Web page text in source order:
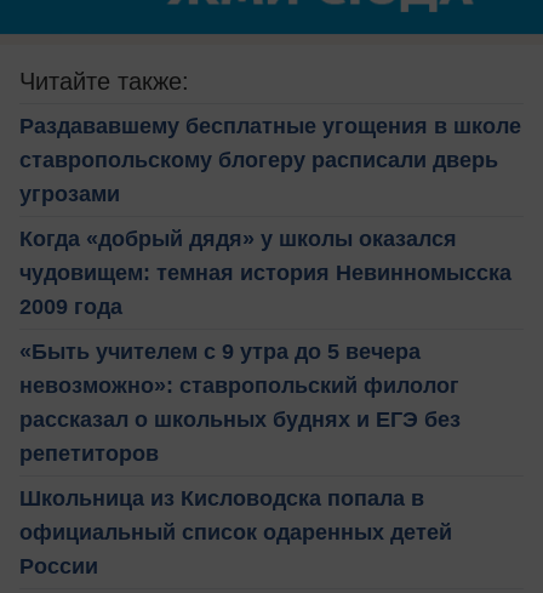
Читайте также:
Раздававшему бесплатные угощения в школе
ставропольскому блогеру расписали дверь
угрозами
Когда «добрый дядя» у школы оказался
чудовищем: темная история Невинномысска
2009 года
«Быть учителем с 9 утра до 5 вечера
невозможно»: ставропольский филолог
рассказал о школьных буднях и ЕГЭ без
репетиторов
Школьница из Кисловодска попала в
официальный список одаренных детей
России